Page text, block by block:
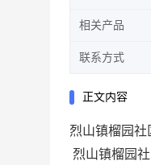
相关产品
联系方式
正文内容
烈山镇榴园
烈山镇榴园